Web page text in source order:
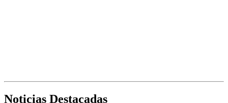
Noticias Destacadas